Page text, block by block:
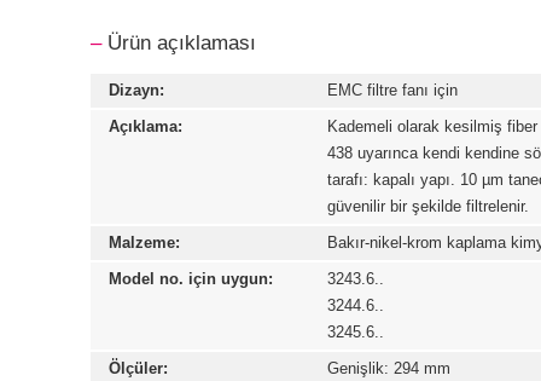
– Ürün açıklaması
Dizayn:
EMC filtre fanı için
Açıklama:
Kademeli olarak kesilmiş fiber
438 uyarınca kendi kendine
tarafı: kapalı yapı. 10 µm
güvenilir bir şekilde filtrelenir.
Malzeme:
Bakır-nikel-krom kaplama
Model no. için uygun:
3243.6..
3244.6..
3245.6..
Ölçüler:
Genişlik: 294 mm